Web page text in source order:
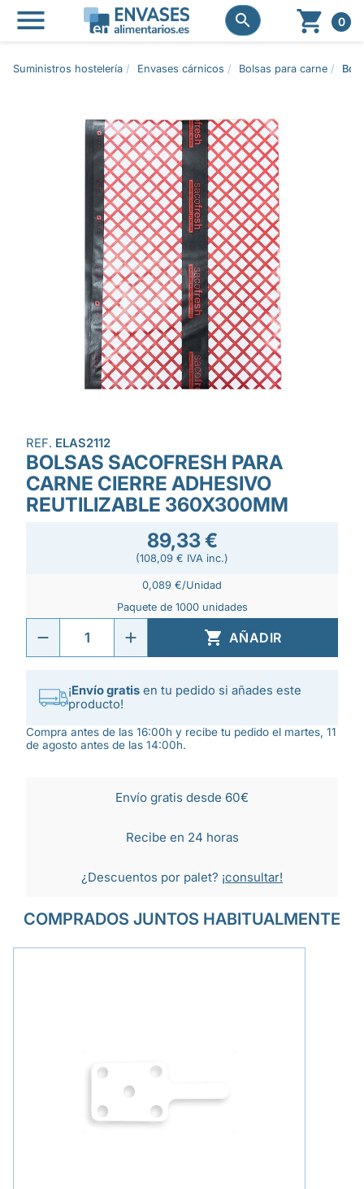
 
  0
Suministros hostelería Envases cárnicos Bolsas para carne
REF. ELAS2112
BOLSAS SACOFRESH PARA
CARNE CIERRE ADHESIVO
REUTILIZABLE 360X300MM
89,33 €
(108,09 € IVA inc.)
0,089 €/Unidad
Paquete de 1000 unidades
 AÑADIR
¡Envío gratis en tu pedido si añades este
producto!
Compra antes de las 16:00h y recibe tu pedido el martes, 11
de agosto antes de las 14:00h.
Envío gratis desde 60€
Recibe en 24 horas
¿Descuentos por palet? ¡consultar!
COMPRADOS JUNTOS HABITUALMENTE